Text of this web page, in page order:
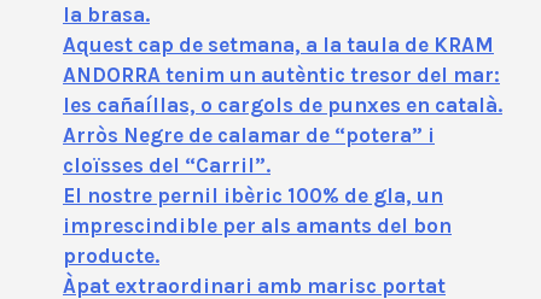
la brasa.
Aquest cap de setmana, a la taula de KRAM
ANDORRA tenim un autèntic tresor del mar:
les cañaíllas, o cargols de punxes en català.
Arròs Negre de calamar de “potera” i
cloïsses del “Carril”.
El nostre pernil ibèric 100% de gla, un
imprescindible per als amants del bon
producte.
Àpat extraordinari amb marisc portat